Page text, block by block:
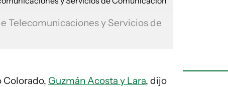
Telecomunicaciones y Servicios de
Colorado, Guzmán Acosta y Lara, dijo